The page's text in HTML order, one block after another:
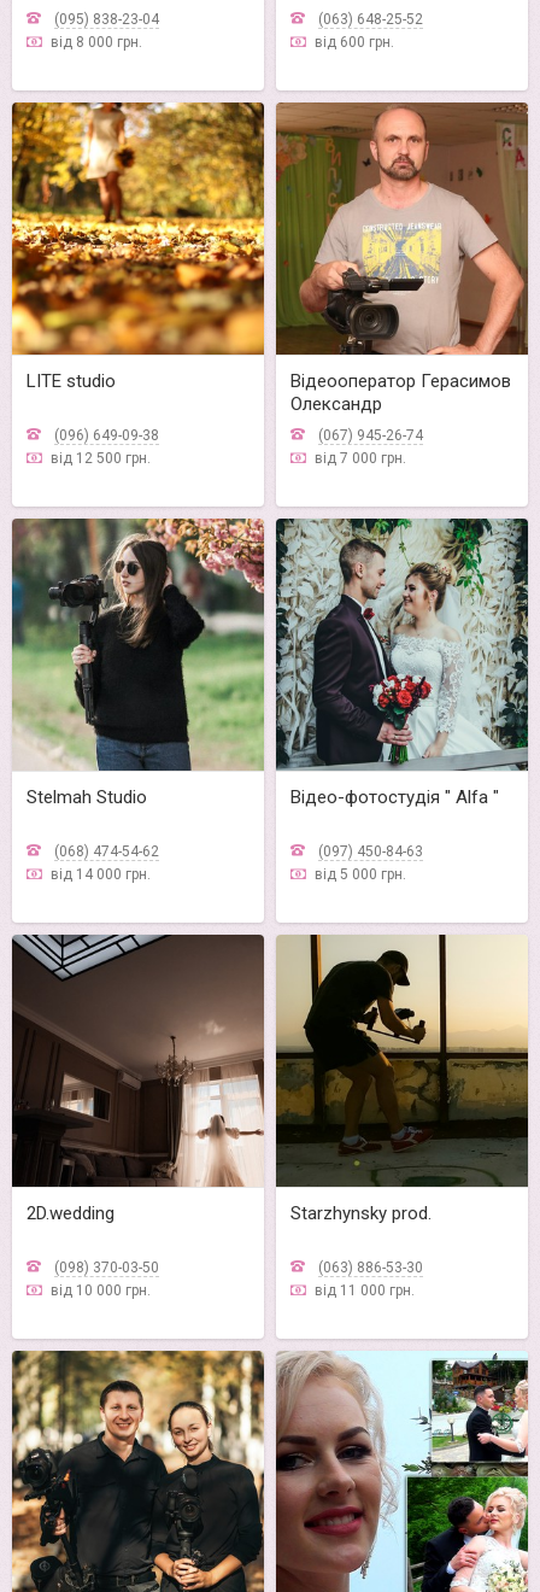
(095) 838-23-04
від 8 000 грн.
(063) 648-25-52
від 600 грн.
LITE studio
(096) 649-09-38
від 12 500 грн.
Відеооператор Герасимов
Олександр
(067) 945-26-74
від 7 000 грн.
Stelmah Studio
(068) 474-54-62
від 14 000 грн.
Відео-фотостудія " Alfa "
(097) 450-84-63
від 5 000 грн.
2D.wedding
(098) 370-03-50
від 10 000 грн.
Starzhynsky prod.
(063) 886-53-30
від 11 000 грн.